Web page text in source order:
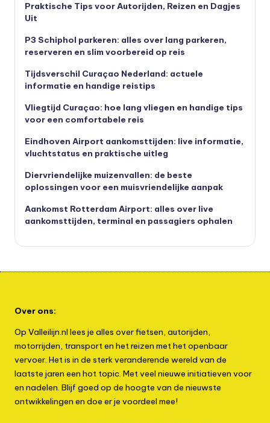
Praktische Tips voor Autorijden, Reizen en Dagjes
Uit
P3 Schiphol parkeren: alles over lang parkeren,
reserveren en slim voorbereid op reis
Tijdsverschil Curaçao Nederland: actuele
informatie en handige reistips
Vliegtijd Curaçao: hoe lang vliegen en handige tips
voor een comfortabele reis
Eindhoven Airport aankomsttijden: live informatie,
vluchtstatus en praktische uitleg
Diervriendelijke muizenvallen: de beste
oplossingen voor een muisvriendelijke aanpak
Aankomst Rotterdam Airport: alles over live
aankomsttijden, terminal en passagiers ophalen
Over ons:
Op Valleilijn.nl lees je alles over fietsen, autorijden,
motorrijden, transport en het reizen met het openbaar
vervoer. Het is in de sterk veranderende wereld van de
laatste jaren een hot topic. Met veel nieuwe initiatieven voor
en nadelen. Blijf goed op de hoogte van de nieuwste
ontwikkelingen en doe er je voordeel mee!